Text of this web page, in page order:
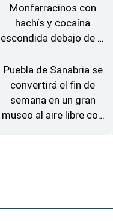
Monfarracinos con
hachís y cocaína
escondida debajo de la
coche
Puebla de Sanabria se
convertirá el fin de
semana en un gran
museo al aire libre con